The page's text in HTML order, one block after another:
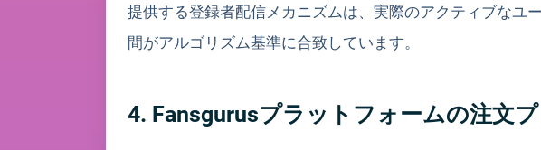
提供する登録者配信メカニズムは、実際のアクティブなユ
間がアルゴリズム基準に合致しています。
4. Fansgurusプラットフォームの注文プ